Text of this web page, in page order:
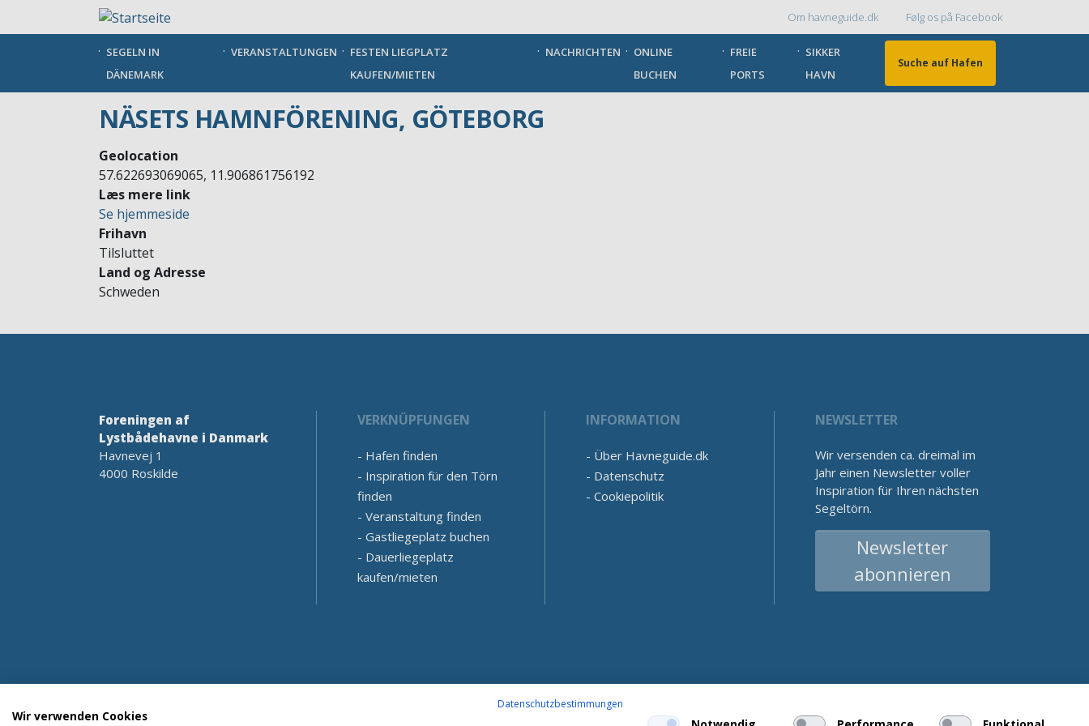
Topmenu
Om havneguide.dk Følg os på Facebook
SEGELN IN
DÄNEMARK
VERANSTALTUNGEN
FESTEN LIEGPLATZ
KAUFEN/MIETEN
NACHRICHTEN
ONLINE
BUCHEN
FREIE
PORTS
SIKKER
HAVN
Suche auf Hafen
NÄSETS HAMNFÖRENING, GÖTEBORG
Geolocation
57.622693069065, 11.906861756192
Læs mere link
Se hjemmeside
Frihavn
Tilsluttet
Land og Adresse
Schweden
Foreningen af
Lystbådehavne i Danmark
Havnevej 1
4000 Roskilde
VERKNÜPFUNGEN
Hafen finden
Inspiration für den Törn
finden
Veranstaltung finden
Gastliegeplatz buchen
Dauerliegeplatz
kaufen/mieten
INFORMATION
Über Havneguide.dk
Datenschutz
Cookiepolitik
NEWSLETTER
Wir versenden ca. dreimal im
Jahr einen Newsletter voller
Inspiration für Ihren nächsten
Segeltörn.
Newsletter
abonnieren
Copyright 2026 © Havneguide.dk
Datenschutzbestimmungen
Wir verwenden Cookies